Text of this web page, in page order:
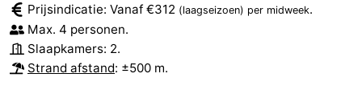
Prijsindicatie: Vanaf €312 (laagseizoen) per midweek.
Max. 4 personen.
Slaapkamers: 2.
Strand afstand: ±500 m.